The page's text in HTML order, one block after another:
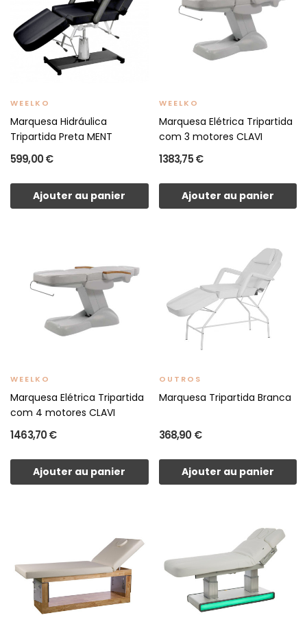
WEELKO
Marquesa Hidráulica
Tripartida Preta MENT
599,00 €
Ajouter au panier
WEELKO
Marquesa Elétrica Tripartida
com 3 motores CLAVI
1 383,75 €
Ajouter au panier
WEELKO
Marquesa Elétrica Tripartida
com 4 motores CLAVI
1 463,70 €
Ajouter au panier
OUTROS
Marquesa Tripartida Branca
368,90 €
Ajouter au panier